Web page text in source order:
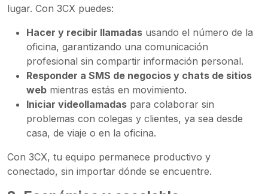
lugar. Con 3CX puedes:
Hacer y recibir llamadas usando el número de la
oficina, garantizando una comunicación
profesional sin compartir información personal.
Responder a SMS de negocios y chats de sitios
web mientras estás en movimiento.
Iniciar videollamadas para colaborar sin
problemas con colegas y clientes, ya sea desde
casa, de viaje o en la oficina.
Con 3CX, tu equipo permanece productivo y
conectado, sin importar dónde se encuentre.